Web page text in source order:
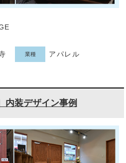
業種 アパレル
内装デザイン事例